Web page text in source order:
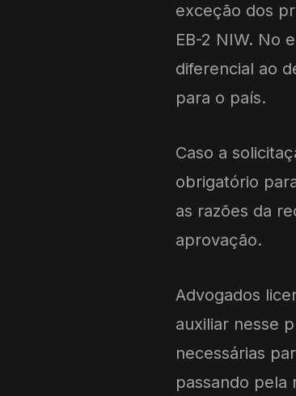
exceção dos
EB-2 NIW. No
diferencial ao
para o país.
Caso a
obrigatório
as razões da
aprovação.
Advogados
auxiliar nesse
necessárias
passando pela